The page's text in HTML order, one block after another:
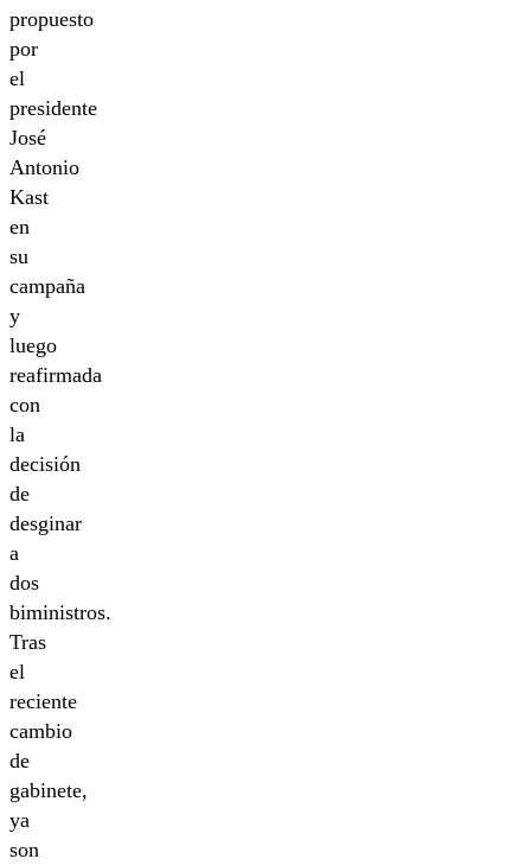
propuesto
por
el
presidente
José
Antonio
Kast
en
su
campaña
y
luego
reafirmada
con
la
decisión
de
desginar
a
dos
biministros.
Tras
el
reciente
cambio
de
gabinete,
ya
son